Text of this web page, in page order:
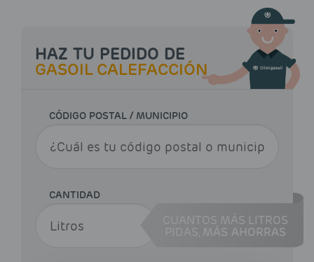
HAZ TU PEDIDO DE
GASOIL CALEFACCIÓN
CÓDIGO POSTAL / MUNICIPIO
CANTIDAD
CUANTOS MÁS LITROS
MÁS AHORRAS